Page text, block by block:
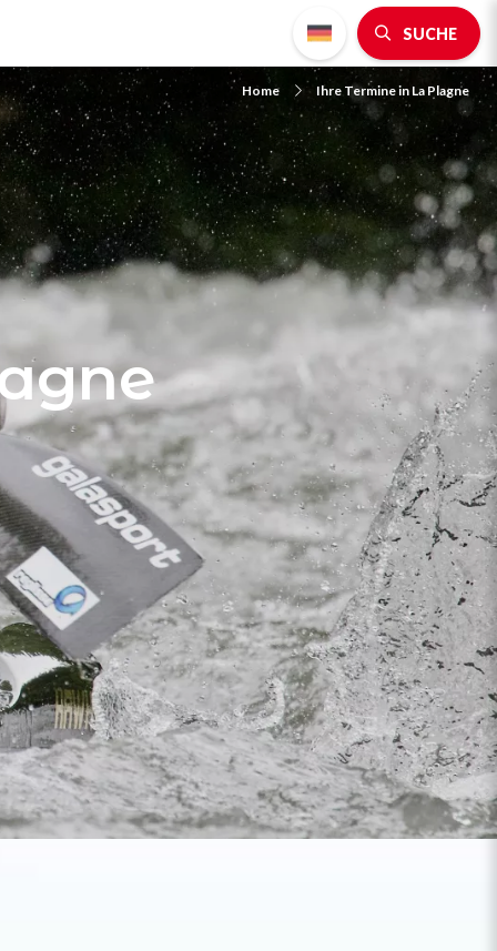
SUCHE
Home Ihre Termine in La Plagne